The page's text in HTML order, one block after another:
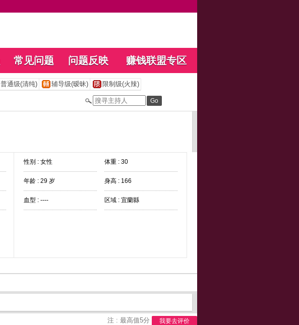
常见问题 问题反映 赚钱联盟专区
普通级(清纯) 辅导级(暧昧) 限制级(火辣)
性别 : 女性 体重 : 30
年龄 : 29 岁 身高 : 166
血型 : ---- 区域 : 宜蘭縣
注 : 最高值5分 我要去评价